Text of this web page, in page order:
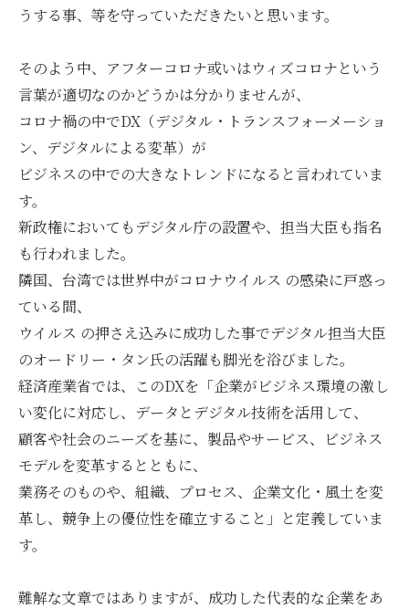
うする事、等を守っていただきたいと思います。
そのよう中、アフターコロナ或いはウィズコロナという
言葉が適切なのかどうかは分かりませんが、
コロナ禍の中でDX（デジタル・トランスフォーメーショ
ン、デジタルによる変革）が
ビジネスの中での大きなトレンドになると言われていま
す。
新政権においてもデジタル庁の設置や、担当大臣も指名
も行われました。
隣国、台湾では世界中がコロナウイルス の感染に戸惑っ
ている間、
ウイルス の押さえ込みに成功した事でデジタル担当大臣
のオードリー・タン氏の活躍も脚光を浴びました。
経済産業省では、このDXを「企業がビジネス環境の激し
い変化に対応し、データとデジタル技術を活用して、
顧客や社会のニーズを基に、製品やサービス、ビジネス
モデルを変革するとともに、
業務そのものや、組織、プロセス、企業文化・風土を変
革し、競争上の優位性を確立すること」と定義していま
す。
難解な文章ではありますが、成功した代表的な企業をあ